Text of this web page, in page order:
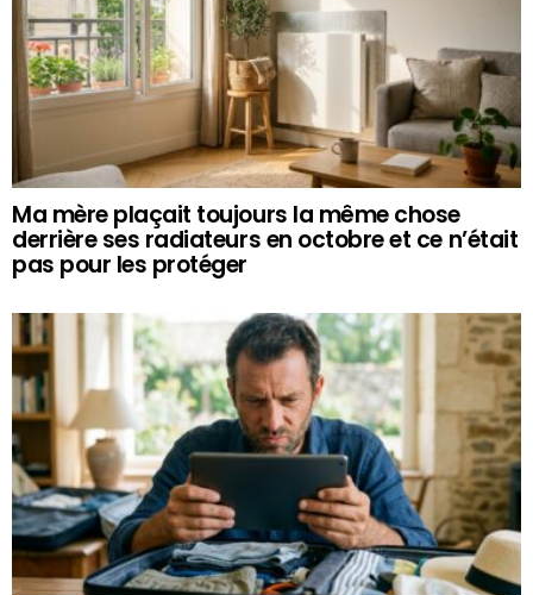
Ma mère plaçait toujours la même chose
derrière ses radiateurs en octobre et ce n’était
pas pour les protéger